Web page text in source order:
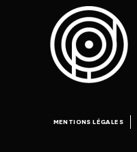
MENTIONS LÉGALES